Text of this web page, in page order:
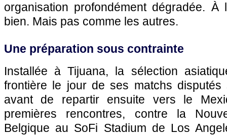
organisation profondément dégradée. À
bien. Mais pas comme les autres.
Une préparation sous contrainte
Installée à Tijuana, la sélection
frontière le jour de ses matchs
avant de repartir ensuite vers le
premières rencontres, contre la
Belgique au SoFi Stadium de Los